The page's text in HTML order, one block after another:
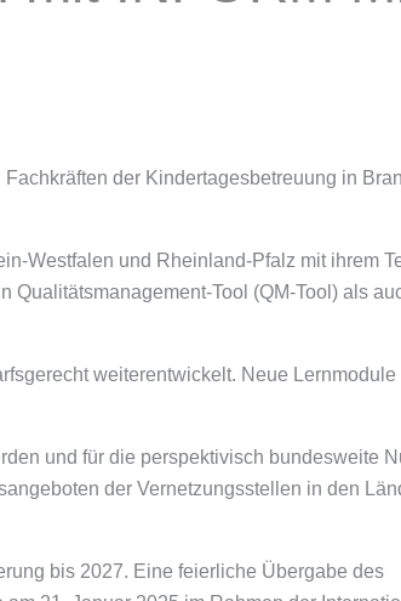
Fachkräften der Kindertagesbetreuung in
Westfalen und Rheinland-Pfalz mit ihrem
Qualitätsmanagement-Tool (QM-Tool) als
weiterentwickelt. Neue Lernmodule
und für die perspektivisch bundesweite
der Vernetzungsstellen in den
bis 2027. Eine feierliche Übergabe des